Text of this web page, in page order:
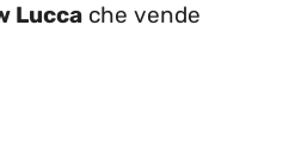
Lucca che vende